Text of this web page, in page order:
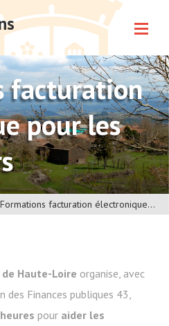
facturation
pour les
Formations facturation électronique pour les agriculteurs​
Haute-Loire organise, avec
des Finances publiques 43,
pour aider les